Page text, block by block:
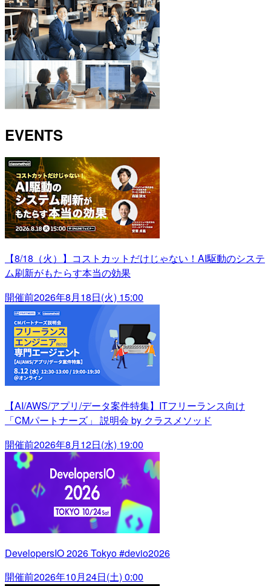
EVENTS
【8/18（火）】コストカットだけじゃない！AI駆動のシステ
ム刷新がもたらす本当の効果
開催前2026年8月18日(火) 15:00
【AI/AWS/アプリ/データ案件特集】ITフリーランス向け
「CMパートナーズ」 説明会 by クラスメソッド
開催前2026年8月12日(水) 19:00
DevelopersIO 2026 Tokyo #devio2026
開催前2026年10月24日(土) 0:00